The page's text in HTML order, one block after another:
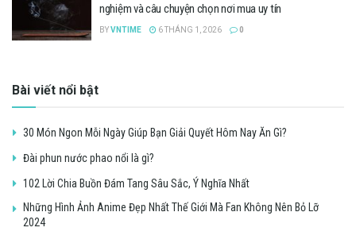
nghiệm và câu chuyện chọn nơi mua uy tín
BYVNTIME 6 THÁNG 1, 2026 0
Bài viết nổi bật
30 Món Ngon Mỗi Ngày Giúp Bạn Giải Quyết Hôm Nay Ăn Gì?
Đài phun nước phao nổi là gì?
102 Lời Chia Buồn Đám Tang Sâu Sắc, Ý Nghĩa Nhất
Những Hình Ảnh Anime Đẹp Nhất Thế Giới Mà Fan Không Nên Bỏ Lỡ
2024